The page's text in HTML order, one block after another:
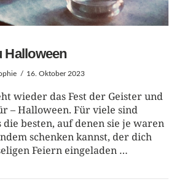
Halloween
16. Oktober 2023
wieder das Fest der Geister und
– Halloween. Für viele sind
besten, auf denen sie je waren
schenken kannst, der dich
Feiern eingeladen …